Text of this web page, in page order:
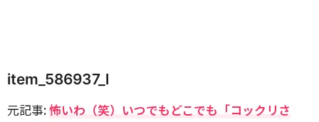
item_586937_l
元記事:怖いわ（笑）いつでもどこでも「コックリさ